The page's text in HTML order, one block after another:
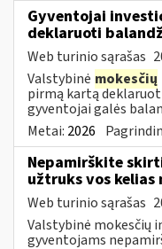
Gyventojai
deklaruoti
Web turinio sąrašas
Valstybinė mokesčių
pirmą kartą
gyventojai galės
Metai: 2026
Nepamirškite
užtruks vos kelias
Web turinio sąrašas
Valstybinė mokesčių
gyventojams